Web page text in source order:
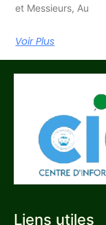
et Messieurs, Au
Voir Plus
Liens utiles